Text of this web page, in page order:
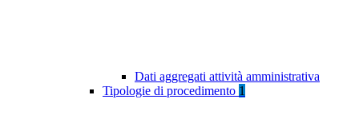
Dati aggregati attività amministrativa
Tipologie di procedimento 1